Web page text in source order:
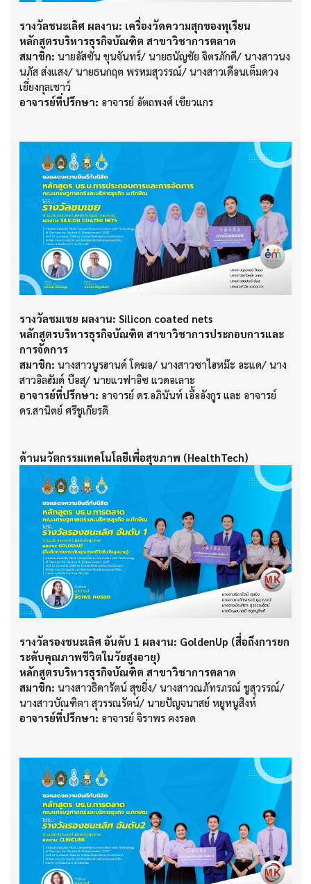
รางวัลชนะเลิศ ผลงาน: เครื่องวัดความสุกของทุเรียน
หลักสูตรบริหารธุรกิจบัณฑิต สาขาวิชาการตลาด
สมาชิก: นายอัสซัน ขุนจันทร์/ นายธนัญชัย จิตรภักดี/ นางสาวนง
นภัส ส่งแสง/ นายธนกฤต พรหมสุวรรณ์/ นางสาวเดือนเต็มดวง
เยี่ยงกุลเชาว์
อาจารย์ที่ปรึกษา: อาจารย์ อัตถพงศ์ เขียวแกร
รางวัลชมเชย ผลงาน: Silicon coated nets
หลักสูตรบริหารธุรกิจบัณฑิต สาขาวิชาการประกอบการและ
การจัดการ
สมาชิก: นางสาวนูรฮานด์ โดฆอ/ นางสาวซาไฮหม๊ะ อะแด/ นาง
สาวอิลฮัมด์ บือสุ/ นายแวฟาอิซ แวดอเลาะ
อาจารย์ที่ปรึกษา: อาจารย์ ดร.อภินันท์ เอื้ออังกูร และ อาจารย์
ดร.สานิตย์ ศรีชูเกียรติ
ด้านนวัตกรรมเทคโนโลยีเพื่อสุขภาพ (HealthTech)
รางวัลรองชนะเลิศ อันดับ 1 ผลงาน: GoldenUp (สื่อถึงการยก
ระดับคุณภาพชีวิตในวัยสูงอายุ)
หลักสูตรบริหารธุรกิจบัณฑิต สาขาวิชาการตลาด
สมาชิก: นางสาวธิดารัตน์ สุขยิ่ง/ นางสาวณภัทรภรณ์ ชูสุวรรณ์/
นางสาวบัณฑิตา สุวรรณรัตน์/ นายปัญจนาสย์ หยูหนูสิงห์
อาจารย์ที่ปรึกษา: อาจารย์ จิราพร คงรอด